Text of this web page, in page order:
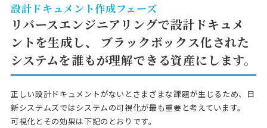
設計ドキュメント作成フェーズ
リバースエンジニアリングで設計ドキュメ
ントを生成し、
ブラックボックス化された
システムを誰もが理解できる資産にします。
正しい設計ドキュメントがないとさまざまな課題が生じるため、日
新システムズではシステムの可視化が最も重要と考えています。
可視化とその効果は下記のとおりです。